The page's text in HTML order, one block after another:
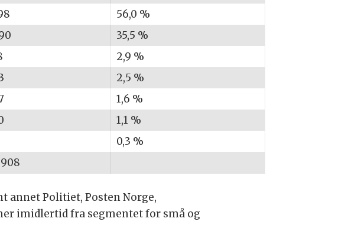
56,0 %
35,5 %
2,9 %
2,5 %
1,6 %
1,1 %
0,3 %
annet Politiet, Posten Norge,
imidlertid fra segmentet for små og